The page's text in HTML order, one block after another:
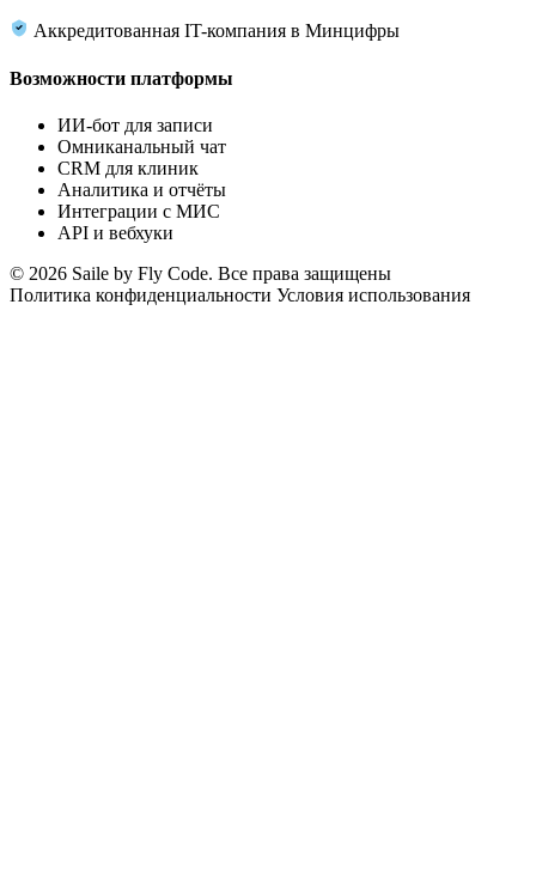
Аккредитованная IT-компания в Минцифры
Возможности платформы
ИИ-бот для записи
Омниканальный чат
CRM для клиник
Аналитика и отчёты
Интеграции с МИС
API и вебхуки
© 2026 Saile by Fly Code. Все права защищены
Политика конфиденциальности Условия использования